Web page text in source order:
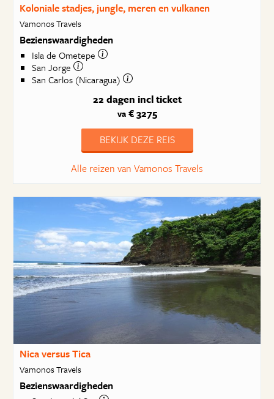
Koloniale stadjes, jungle, meren en vulkanen
Vamonos Travels
Bezienswaardigheden
Isla de Ometepe
San Jorge
San Carlos (Nicaragua)
22 dagen incl ticket
va€ 3275
BEKIJK DEZE REIS
Alle reizen van Vamonos Travels
Nica versus Tica
Vamonos Travels
Bezienswaardigheden